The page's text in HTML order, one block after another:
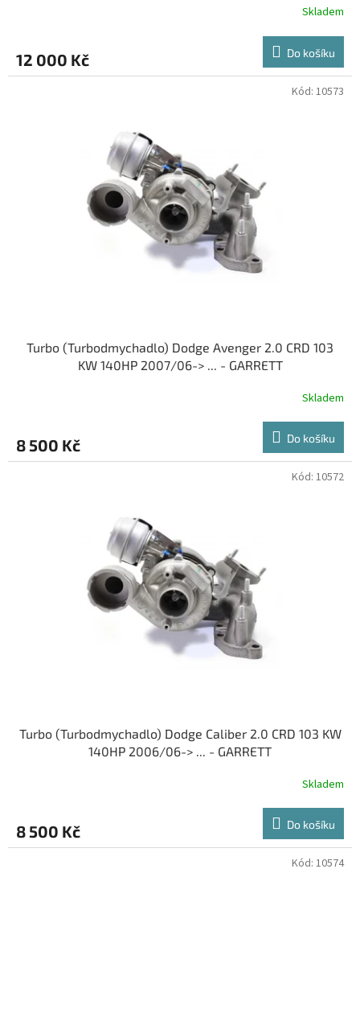
Skladem
12 000 Kč Do košíku
Turbo (Turbodmychadlo) Dodge Avenger 2.0 CRD 103
KW 140HP 2007/06-> ... - GARRETT
Skladem
8 500 Kč Do košíku
Kód: 10573
Turbo (Turbodmychadlo) Dodge Caliber 2.0 CRD 103 KW
140HP 2006/06-> ... - GARRETT
Skladem
8 500 Kč Do košíku
Kód: 10572
Kód: 10574